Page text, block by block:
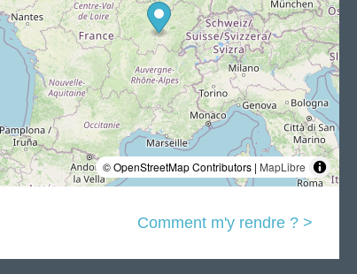
© OpenStreetMap Contributors | MapLibre
Comment m'y rendre ? >